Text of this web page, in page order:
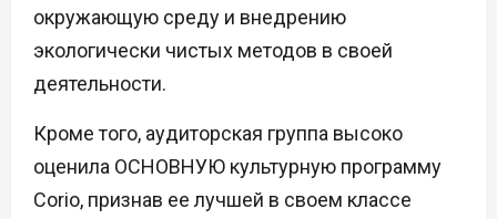
окружающую среду и внедрению
экологически чистых методов в своей
деятельности.
Кроме того, аудиторская группа высоко
оценила ОСНОВНУЮ культурную программу
Corio, признав ее лучшей в своем классе